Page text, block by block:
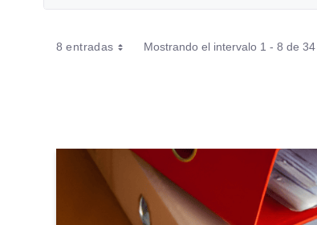
8 entradas Mostrando el intervalo 1 - 8 de 34